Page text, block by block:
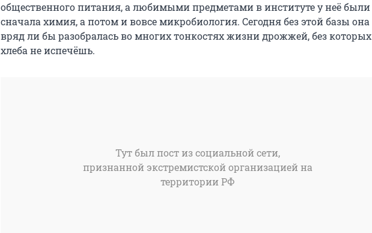
общественного питания, а любимыми предметами в институте у неё были
сначала химия, а потом и вовсе микробиология. Сегодня без этой базы она
вряд ли бы разобралась во многих тонкостях жизни дрожжей, без которых
хлеба не испечёшь.
Тут был пост из социальной сети,
признанной экстремистской организацией на
территории РФ